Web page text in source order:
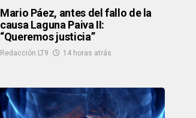
Mario Páez, antes del fallo de la
causa Laguna Paiva II:
“Queremos justicia”
Redacción LT9 14 horas atrás